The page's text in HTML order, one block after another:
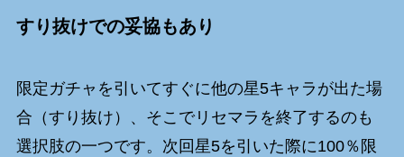
すり抜けでの妥協もあり
限定ガチャを引いてすぐに他の星5キャラが出た場
合（すり抜け）、そこでリセマラを終了するのも
選択肢の一つです。次回星5を引いた際に100％限